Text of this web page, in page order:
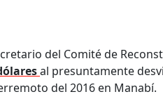
del Comité de
al presuntamente
del 2016 en Manabí.